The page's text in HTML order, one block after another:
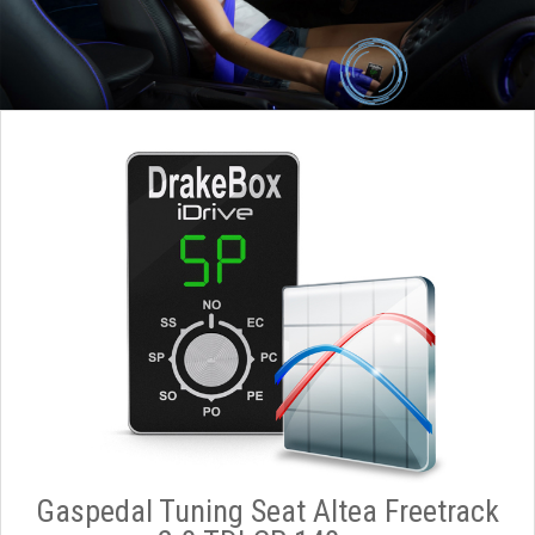
Gaspedal Tuning Seat Altea Freetrack